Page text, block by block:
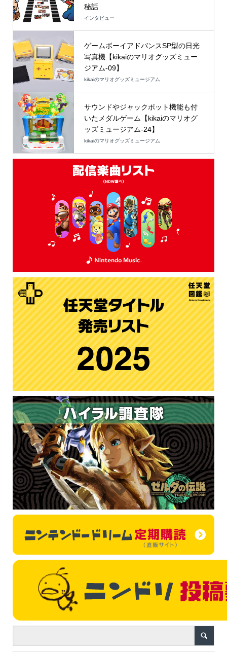
秘話
インタビュー
ゲームボーイアドバンスSP型の日光
写真機【kikaiのマリオグッズミュー
ジアム-09】
kikaiのマリオグッズミュージアム
サウンドやジャックポット機能も付
いたメダルゲーム【kikaiのマリオグ
ッズミュージアム-24】
kikaiのマリオグッズミュージアム